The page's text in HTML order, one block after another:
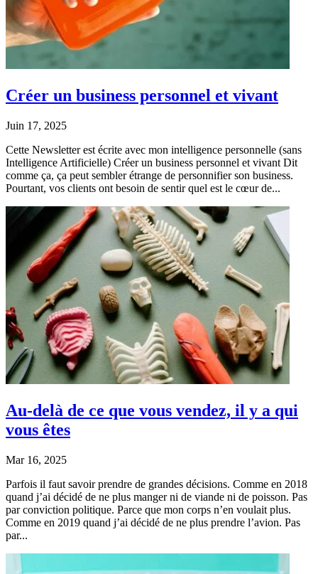
Créer un business personnel et vivant
Juin 17, 2025
Cette Newsletter est écrite avec mon intelligence personnelle (sans
Intelligence Artificielle) Créer un business personnel et vivant Dit
comme ça, ça peut sembler étrange de personnifier son business.
Pourtant, vos clients ont besoin de sentir quel est le cœur de...
Au-delà de ce que vous vendez, il y a qui
vous êtes
Mar 16, 2025
Parfois il faut savoir prendre de grandes décisions. Comme en 2018
quand j’ai décidé de ne plus manger ni de viande ni de poisson. Pas
par conviction politique. Parce que mon corps n’en voulait plus.
Comme en 2019 quand j’ai décidé de ne plus prendre l’avion. Pas
par...